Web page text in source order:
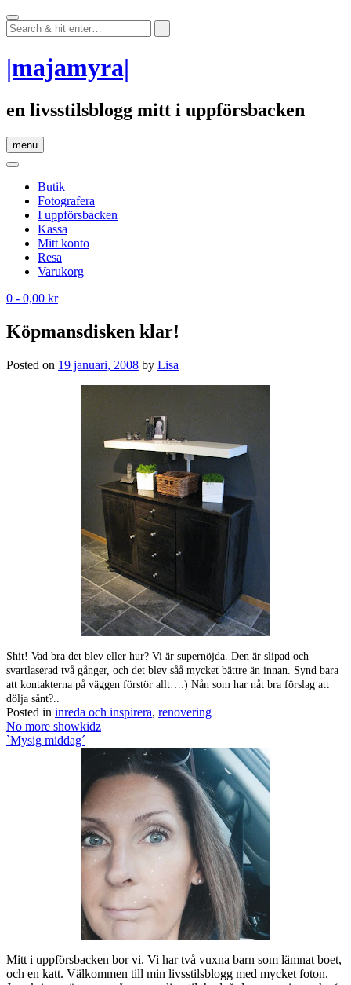
Skip
to
content
|majamyra|
en livsstilsblogg mitt i uppförsbacken
menu
Butik
Fotografera
I uppförsbacken
Kassa
Mitt konto
Resa
Varukorg
0 - 0,00 kr
Köpmansdisken klar!
Posted on 19 januari, 2008 by Lisa
Shit! Vad bra det blev eller hur? Vi är supernöjda. Den är slipad och
svartlaserad två gånger, och det blev såå mycket bättre än innan. Synd bara
att kontakterna på väggen förstör allt…:) Nån som har nåt bra förslag att
dölja sånt?..
Posted in inreda och inspirera, renovering
Post
navigation
No more showkidz
`Mysig middag´
Mitt i uppförsbacken bor vi. Vi har två vuxna barn som lämnat boet,
och en katt. Välkommen till min livsstilsblogg med mycket foton.